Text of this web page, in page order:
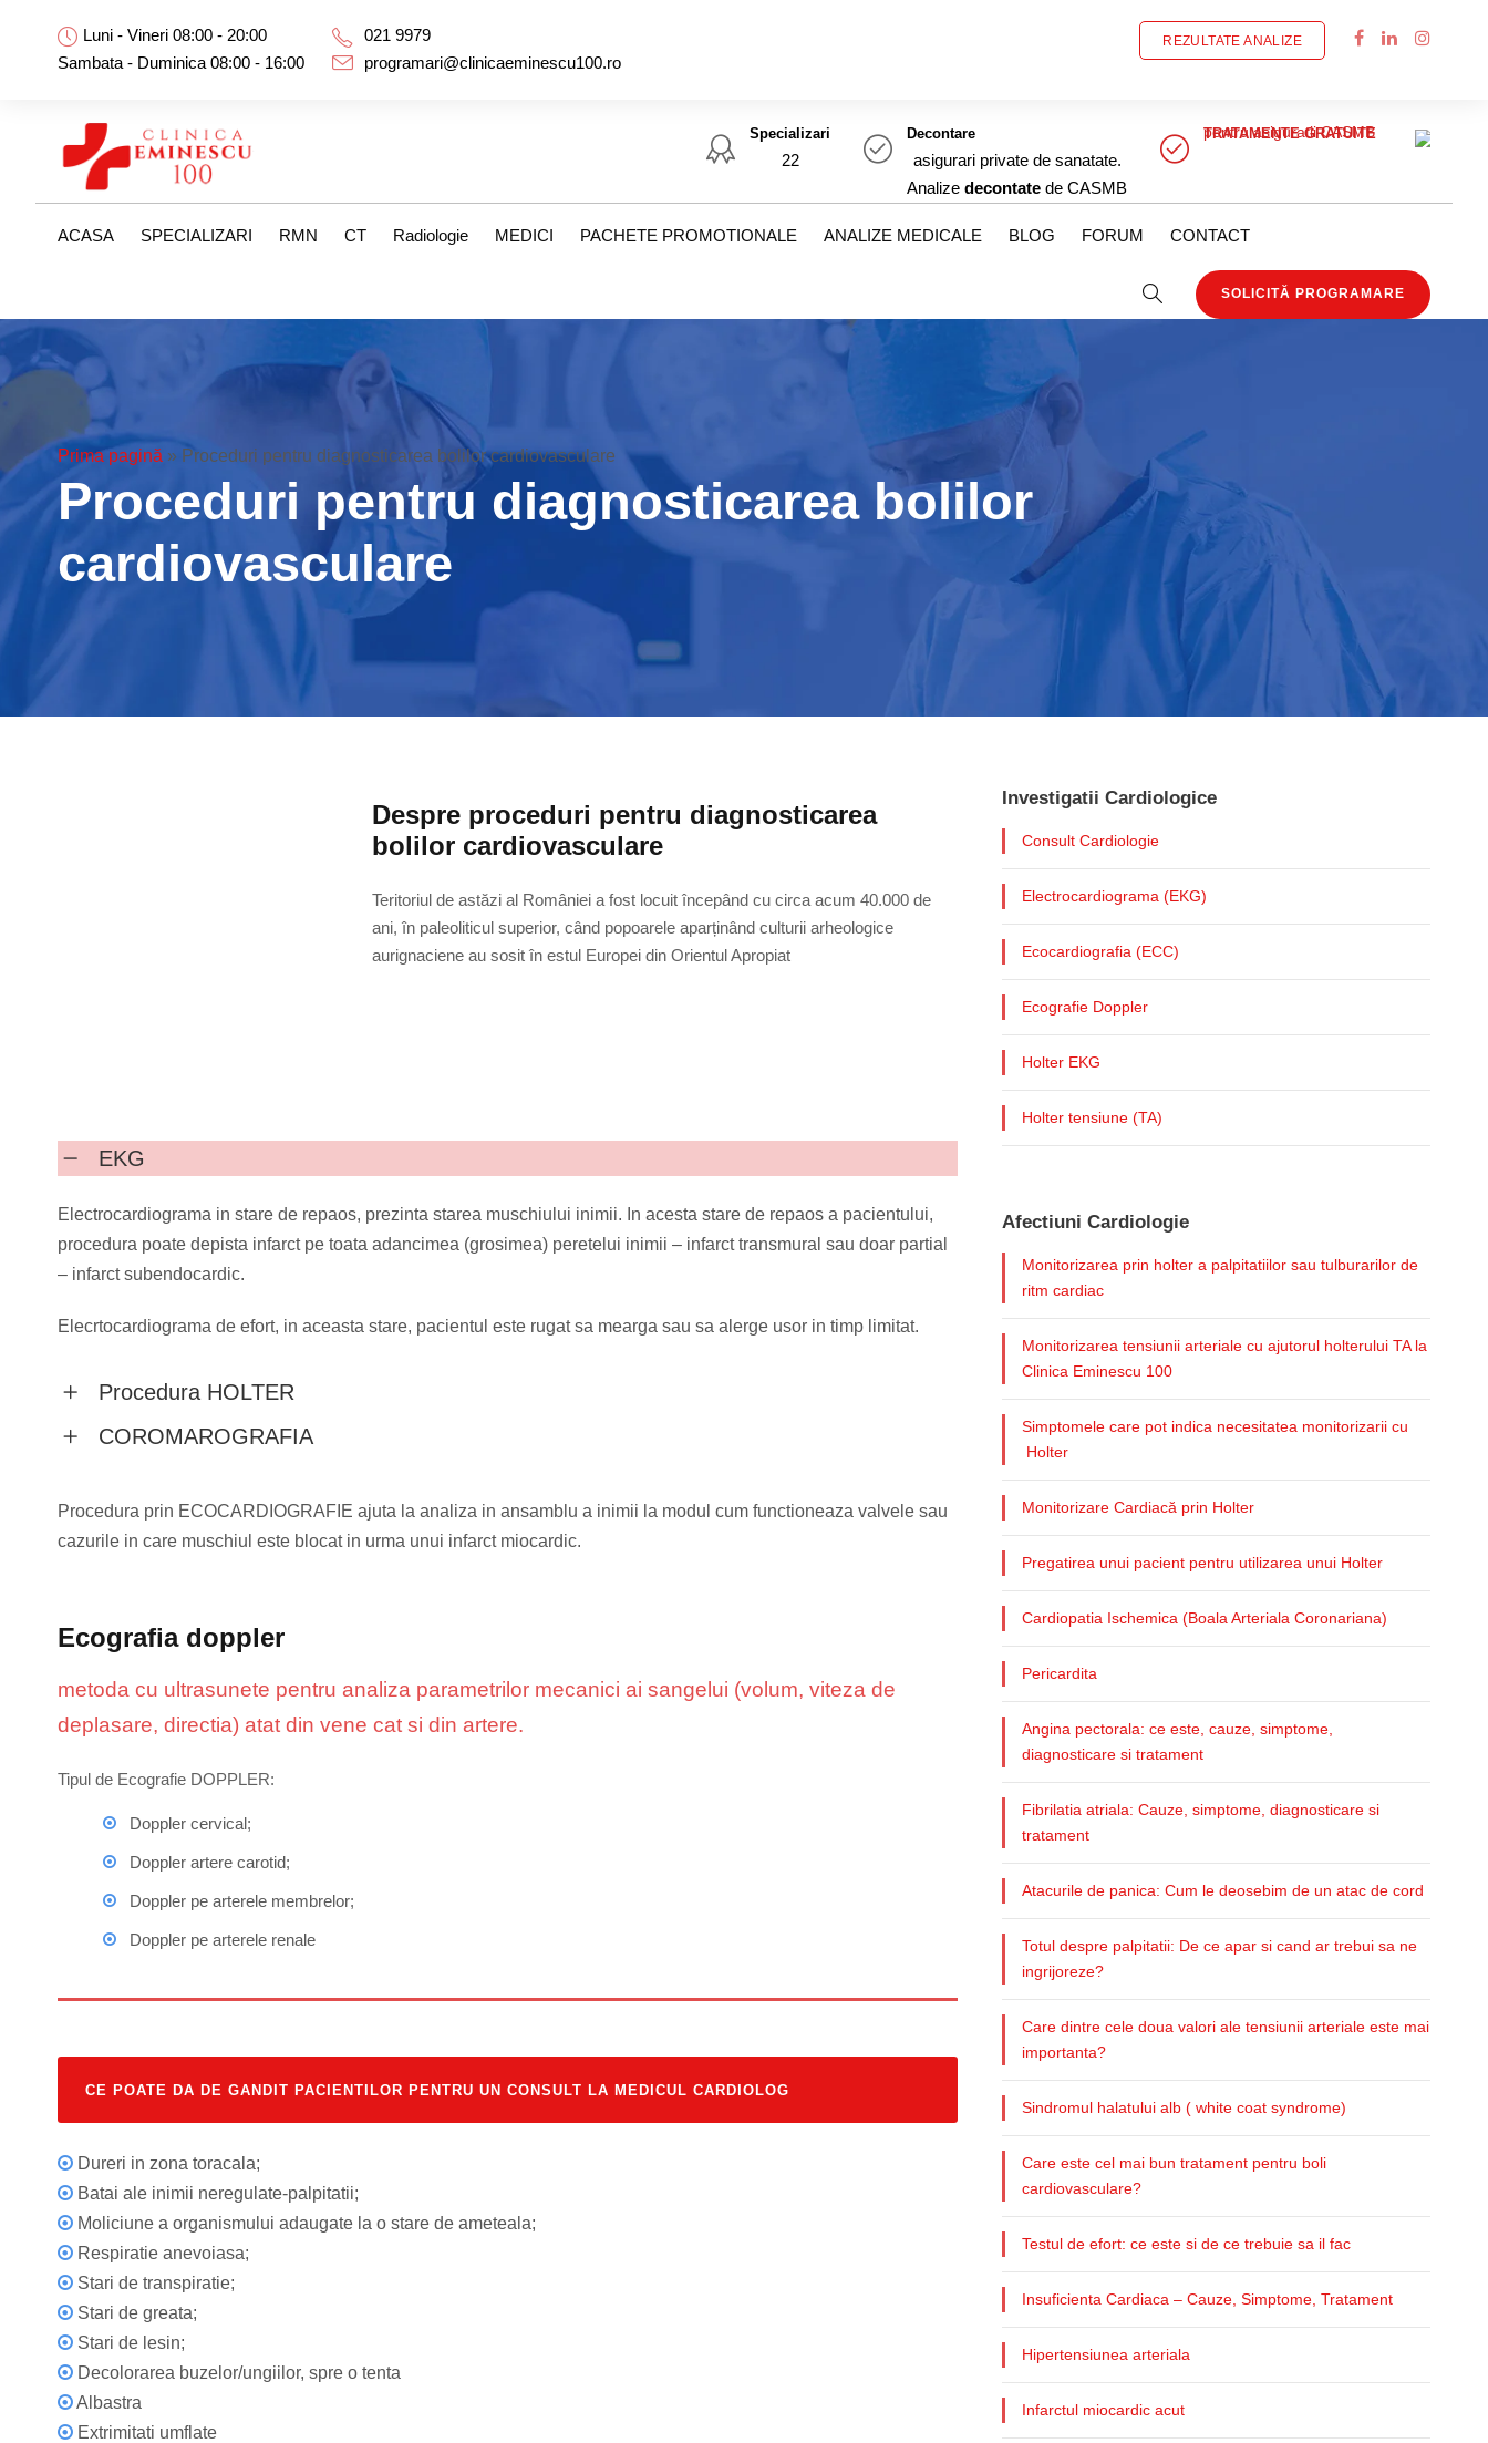
Luni - Vineri 08:00 - 20:00
Sambata - Duminica 08:00 - 16:00
021 9979
programari@clinicaeminescu100.ro
REZULTATE ANALIZE
Specializari
22
Decontare
asigurari private de sanatate.
Analize decontate de CASMB
TRATAMENTE GRATUITE
pentru asiguratii CASMB
ACASA SPECIALIZARI RMN CT Radiologie MEDICI PACHETE PROMOTIONALE ANALIZE MEDICALE BLOG FORUM CONTACT
SOLICITĂ PROGRAMARE
Prima pagină » Proceduri pentru diagnosticarea bolilor cardiovasculare
Proceduri pentru diagnosticarea bolilor
cardiovasculare
Despre proceduri pentru diagnosticarea
bolilor cardiovasculare
Teritoriul de astăzi al României a fost locuit începând cu circa acum 40.000 de
ani, în paleoliticul superior, când popoarele aparținând culturii arheologice
aurignaciene au sosit în estul Europei din Orientul Apropiat
EKG
Electrocardiograma in stare de repaos, prezinta starea muschiului inimii. In acesta stare de repaos a pacientului,
procedura poate depista infarct pe toata adancimea (grosimea) peretelui inimii – infarct transmural sau doar partial
– infarct subendocardic.
Elecrtocardiograma de efort, in aceasta stare, pacientul este rugat sa mearga sau sa alerge usor in timp limitat.
Procedura HOLTER
COROMAROGRAFIA
Procedura prin ECOCARDIOGRAFIE ajuta la analiza in ansamblu a inimii la modul cum functioneaza valvele sau
cazurile in care muschiul este blocat in urma unui infarct miocardic.
Ecografia doppler
metoda cu ultrasunete pentru analiza parametrilor mecanici ai sangelui (volum, viteza de
deplasare, directia) atat din vene cat si din artere.
Tipul de Ecografie DOPPLER:
Doppler cervical;
Doppler artere carotid;
Doppler pe arterele membrelor;
Doppler pe arterele renale
CE POATE DA DE GANDIT PACIENTILOR PENTRU UN CONSULT LA MEDICUL CARDIOLOG
Dureri in zona toracala;
Batai ale inimii neregulate-palpitatii;
Moliciune a organismului adaugate la o stare de ameteala;
Respiratie anevoiasa;
Stari de transpiratie;
Stari de greata;
Stari de lesin;
Decolorarea buzelor/ungiilor, spre o tenta
Albastra
Extrimitati umflate
Investigatii Cardiologice
Consult Cardiologie
Electrocardiograma (EKG)
Ecocardiografia (ECC)
Ecografie Doppler
Holter EKG
Holter tensiune (TA)
Afectiuni Cardiologie
Monitorizarea prin holter a palpitatiilor sau tulburarilor de
ritm cardiac
Monitorizarea tensiunii arteriale cu ajutorul holterului TA la
Clinica Eminescu 100
Simptomele care pot indica necesitatea monitorizarii cu
Holter
Monitorizare Cardiacă prin Holter
Pregatirea unui pacient pentru utilizarea unui Holter
Cardiopatia Ischemica (Boala Arteriala Coronariana)
Pericardita
Angina pectorala: ce este, cauze, simptome,
diagnosticare si tratament
Fibrilatia atriala: Cauze, simptome, diagnosticare si
tratament
Atacurile de panica: Cum le deosebim de un atac de cord
Totul despre palpitatii: De ce apar si cand ar trebui sa ne
ingrijoreze?
Care dintre cele doua valori ale tensiunii arteriale este mai
importanta?
Sindromul halatului alb ( white coat syndrome)
Care este cel mai bun tratament pentru boli
cardiovasculare?
Testul de efort: ce este si de ce trebuie sa il fac
Insuficienta Cardiaca – Cauze, Simptome, Tratament
Hipertensiunea arteriala
Infarctul miocardic acut